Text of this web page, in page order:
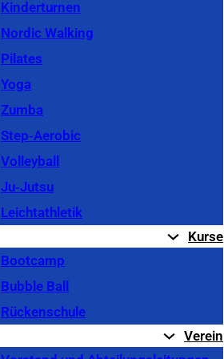
Kinderturnen
Nordic Walking
Pilates
Yoga
Zumba
Step‐Aerobic
Volleyball
Ju‐Jutsu
Leichtathletik
Kurse
Bootcamp
Bubble Ball
Rückenschule
Verein